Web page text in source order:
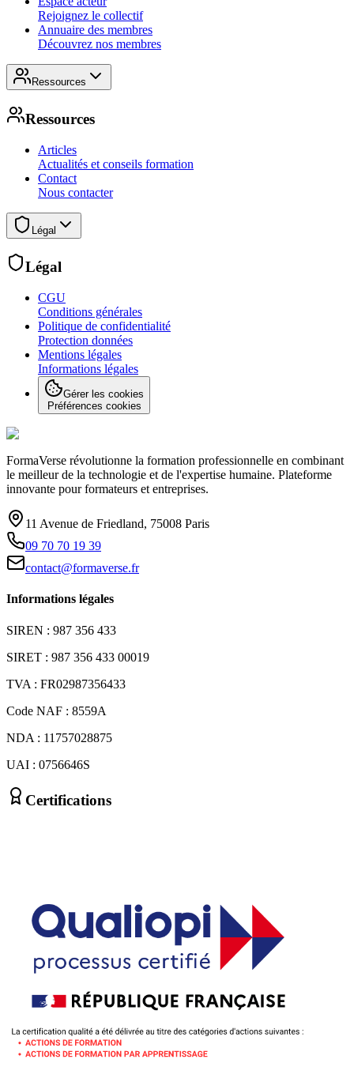
Rejoignez le collectif
Annuaire des membres
Découvrez nos membres
Ressources
Ressources
Articles
Actualités et conseils formation
Contact
Nous contacter
Légal
Légal
CGU
Conditions générales
Politique de confidentialité
Protection données
Mentions légales
Informations légales
Gérer les cookies
Préférences cookies
FormaVerse révolutionne la formation professionnelle en combinant
le meilleur de la technologie et de l'expertise humaine. Plateforme
innovante pour formateurs et entreprises.
11 Avenue de Friedland, 75008 Paris
09 70 70 19 39
contact@formaverse.fr
Informations légales
SIREN : 987 356 433
SIRET : 987 356 433 00019
TVA : FR02987356433
Code NAF : 8559A
NDA : 11757028875
UAI : 0756646S
Certifications